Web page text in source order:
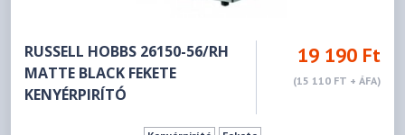
RUSSELL HOBBS 26150-56/RH
MATTE BLACK FEKETE
KENYÉRPIRÍTÓ
19 190 Ft
(15 110 FT + ÁFA)